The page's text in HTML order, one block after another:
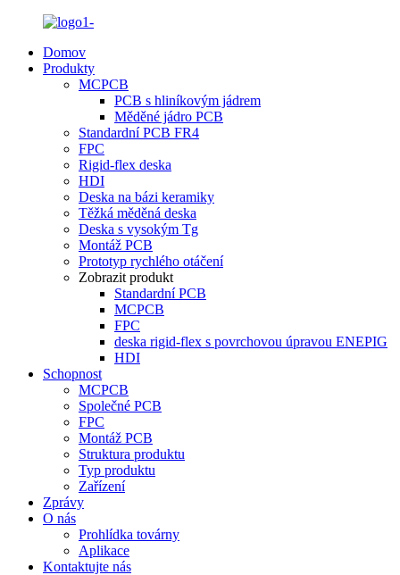
Domov
Produkty
MCPCB
PCB s hliníkovým jádrem
Měděné jádro PCB
Standardní PCB FR4
FPC
Rigid-flex deska
HDI
Deska na bázi keramiky
Těžká měděná deska
Deska s vysokým Tg
Montáž PCB
Prototyp rychlého otáčení
Zobrazit produkt
Standardní PCB
MCPCB
FPC
deska rigid-flex s povrchovou úpravou ENEPIG
HDI
Schopnost
MCPCB
Společné PCB
FPC
Montáž PCB
Struktura produktu
Typ produktu
Zařízení
Zprávy
O nás
Prohlídka továrny
Aplikace
Kontaktujte nás